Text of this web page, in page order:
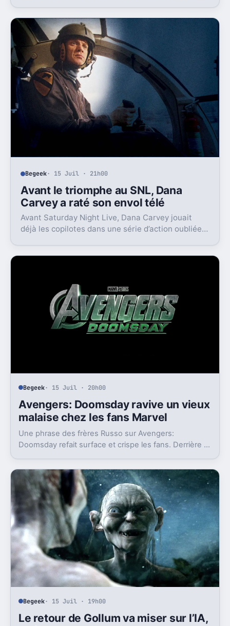
Begeek· 15 Juil · 21h00
Avant le triomphe au SNL, Dana
Carvey a raté son envol télé
Avant Saturday Night Live, Dana Carvey jouait
déjà les copilotes dans une série d’action oubliée.
Begeek· 15 Juil · 20h00
Avengers: Doomsday ravive un vieux
malaise chez les fans Marvel
Une phrase des frères Russo sur Avengers:
Doomsday refait surface et crispe les fans. Derrière la
Begeek· 15 Juil · 19h00
Le retour de Gollum va miser sur l’IA,